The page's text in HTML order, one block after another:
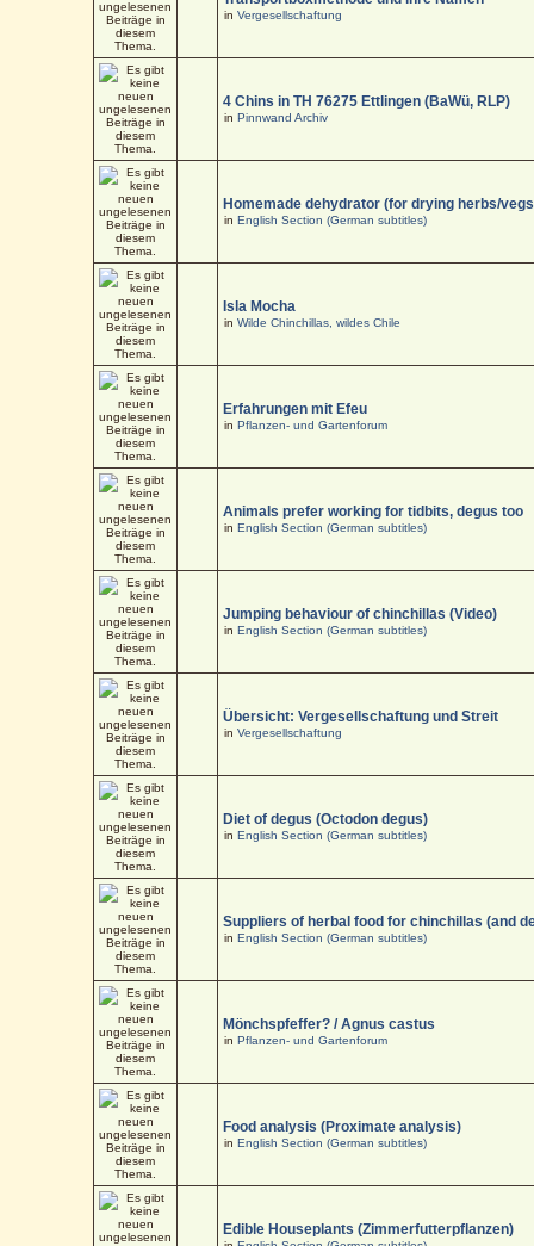
inVergesellschaftung
4 Chins in TH 76275 Ettlingen (BaWü, RLP)
inPinnwand Archiv
Homemade dehydrator (for drying herbs/
inEnglish Section (German subtitles)
Isla Mocha
inWilde Chinchillas, wildes Chile
Erfahrungen mit Efeu
inPflanzen- und Gartenforum
Animals prefer working for tidbits, degus too
inEnglish Section (German subtitles)
Jumping behaviour of chinchillas (Video)
inEnglish Section (German subtitles)
Übersicht: Vergesellschaftung und Streit
inVergesellschaftung
Diet of degus (Octodon degus)
inEnglish Section (German subtitles)
Suppliers of herbal food for chinchillas (and
inEnglish Section (German subtitles)
Mönchspfeffer? / Agnus castus
inPflanzen- und Gartenforum
Food analysis (Proximate analysis)
inEnglish Section (German subtitles)
Edible Houseplants (Zimmerfutterpflanzen)